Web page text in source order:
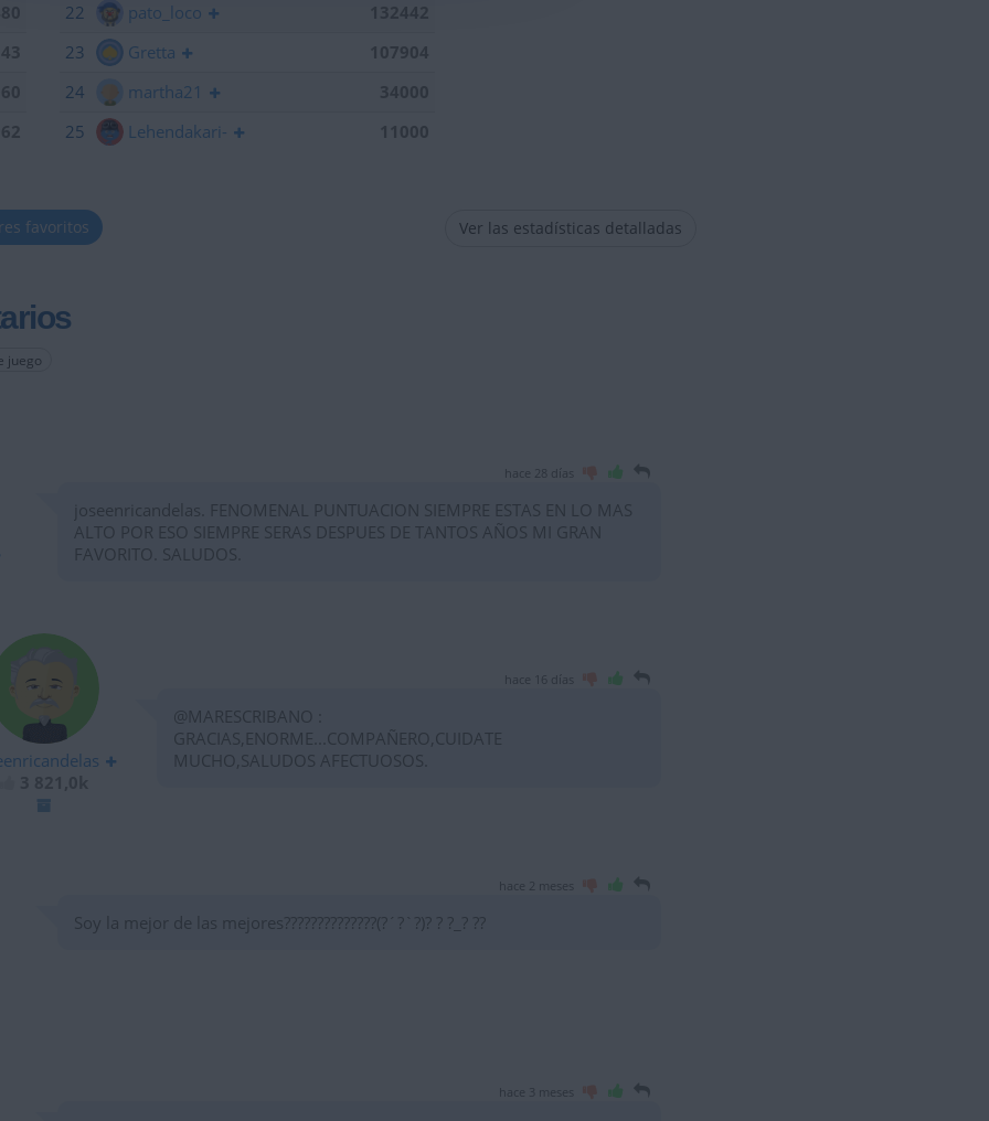
22
pato_loco
23
Gretta
24
martha21
25
Lehendakari-
favoritos Ver las estadísticas detalladas
juego
hace 28 días
joseenricandelas. FENOMENAL PUNTUACION SIEMPRE ESTAS EN LO MAS
ALTO POR ESO SIEMPRE SERAS DESPUES DE TANTOS AÑOS MI GRAN
FAVORITO. SALUDOS.
hace 16 días
@MARESCRIBANO :
GRACIAS,ENORME...COMPAÑERO,CUIDATE
MUCHO,SALUDOS AFECTUOSOS.
hace 2 meses
Soy la mejor de las mejores??????????????(?´?`?)? ? ?_? ??
hace 3 meses